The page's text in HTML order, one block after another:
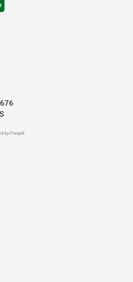
by Freepik